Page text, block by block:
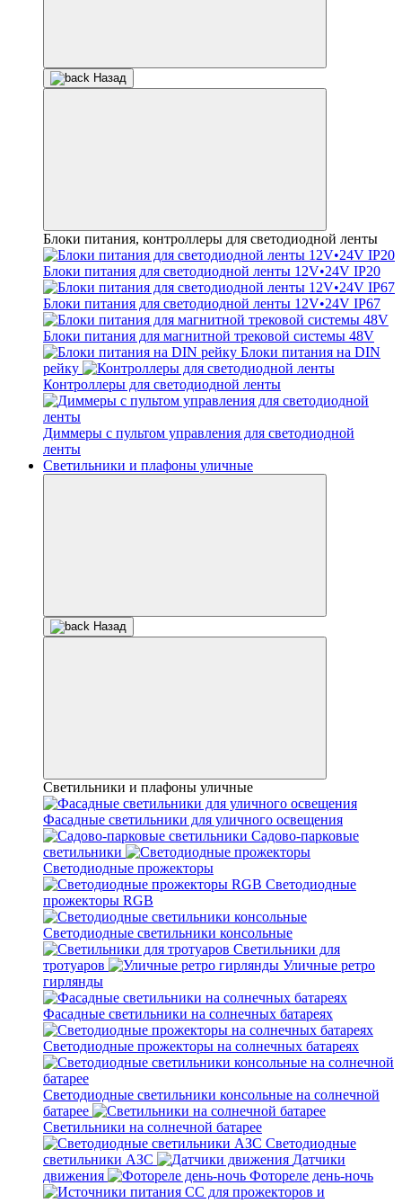
Назад
Блоки питания, контроллеры для светодиодной ленты
Блоки питания для светодиодной ленты 12V•24V IP20
Блоки питания для светодиодной ленты 12V•24V IP67
Блоки питания для магнитной трековой системы 48V
Блоки питания на DIN
рейку
Контроллеры для светодиодной ленты
Диммеры с пультом управления для светодиодной
ленты
Светильники и плафоны уличные
Назад
Светильники и плафоны уличные
Фасадные светильники для уличного освещения
Садово-парковые
светильники
Светодиодные прожекторы
Светодиодные
прожекторы RGB
Светодиодные светильники консольные
Светильники для
тротуаров
Уличные ретро
гирлянды
Фасадные светильники на солнечных батареях
Светодиодные прожекторы на солнечных батареях
Светодиодные светильники консольные на солнечной
батарее
Светильники на солнечной батарее
Светодиодные
светильники АЗС
Датчики
движения
Фотореле день-ночь